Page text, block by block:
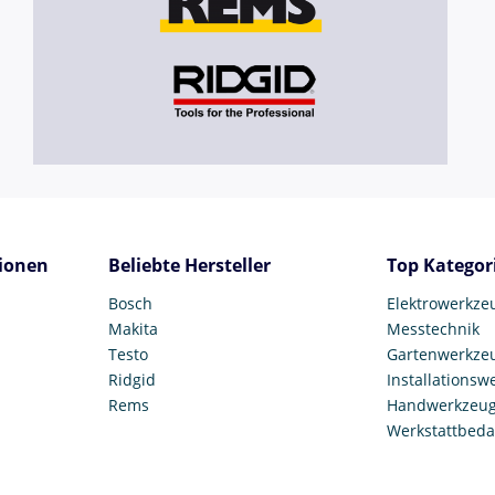
Beliebte Hersteller
Bosch
Makita
Testo
Ridgid
Rems
Top
Messtechnik